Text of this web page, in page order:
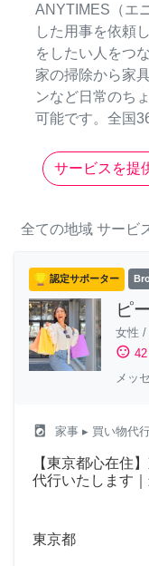
ANYTIMES（エ
した用事を依頼
をしたい人をつ
家の掃除から家
ンなど日常のち
可能です。全国
サービスを提
全ての地域 サービ
認定サポーター
ピ
女性 /
sentiment_satisfied 42
メッ
local_laundry_service 家事 ▸ 買い物代
【東京都心在住
代行いたします
東京都